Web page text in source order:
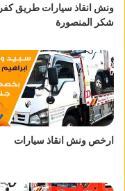
ونش انقاذ سيارات طريق كفر
شكر المنصورة
ارخص ونش انقاذ سيارات